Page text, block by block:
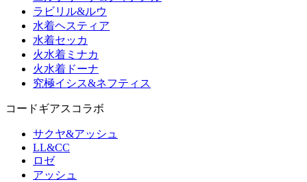
ラビリル&ルウ
水着ヘスティア
水着セッカ
火水着ミナカ
火水着ドーナ
究極イシス&ネフティス
コードギアスコラボ
サクヤ&アッシュ
LL&CC
ロゼ
アッシュ